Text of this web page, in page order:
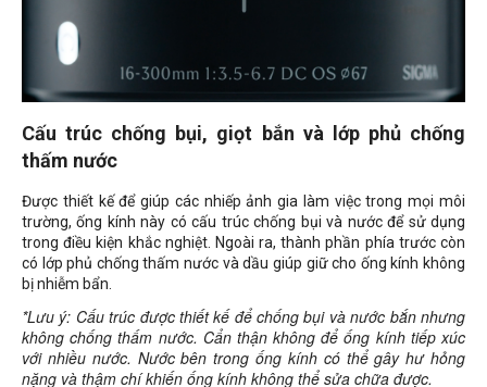
Cấu trúc chống bụi, giọt bắn và lớp phủ chống
thấm nước
Được thiết kế để giúp các nhiếp ảnh gia làm việc trong mọi môi
trường, ống kính này có cấu trúc chống bụi và nước để sử dụng
trong điều kiện khắc nghiệt. Ngoài ra, thành phần phía trước còn
có lớp phủ chống thấm nước và dầu giúp giữ cho ống kính không
bị nhiễm bẩn.
*Lưu ý: Cấu trúc được thiết kế để chống bụi và nước bắn nhưng
không chống thấm nước. Cẩn thận không để ống kính tiếp xúc
với nhiều nước. Nước bên trong ống kính có thể gây hư hỏng
nặng và thậm chí khiến ống kính không thể sửa chữa được.